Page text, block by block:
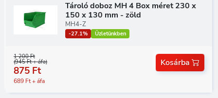
Tároló doboz MH 4 Box méret 230 x
150 x 130 mm - zöld
MH4-Z
-27.1% Üzletünkben
1 200 Ft
(945 Ft + áfa)
875 Ft
689 Ft + áfa
Kosárba